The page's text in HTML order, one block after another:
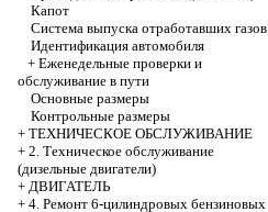
Капот
Система выпуска отработавших газов
Идентификация автомобиля
+ Еженедельные проверки и
обслуживание в пути
Основные размеры
Контрольные размеры
+ ТЕХНИЧЕСКОЕ ОБСЛУЖИВАНИЕ
+ 2. Техническое обслуживание
(дизельные двигатели)
+ ДВИГАТЕЛЬ
+ 4. Ремонт 6-цилиндровых бензиновых